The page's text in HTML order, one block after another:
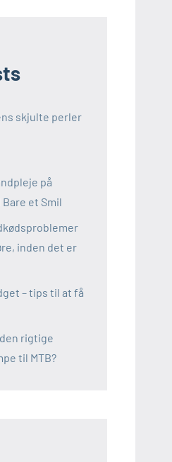
skjulte perler
på
et Smil
inden det er
– tips til at få
rigtige
til MTB?